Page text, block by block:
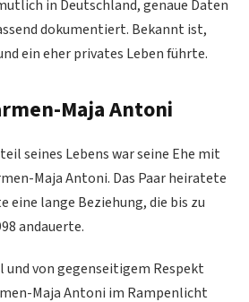
in Deutschland, genaue Daten
dokumentiert. Bekannt ist,
ein eher privates Leben führte.
Maja Antoni
seines Lebens war seine Ehe mit
Maja Antoni. Das Paar heiratete
eine lange Beziehung, die bis zu
andauerte.
von gegenseitigem Respekt
Maja Antoni im Rampenlicht